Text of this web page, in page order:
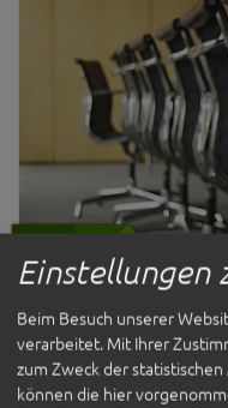
Einstellungen
Beim Besuch unserer
verarbeitet. Mit Ihrer
zum Zweck der
können die hier